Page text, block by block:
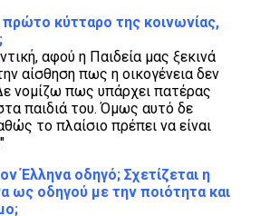
κύτταρο της κοινωνίας,
αφού η Παιδεία μας ξεκινά
αίσθηση πως η οικογένεια δεν
νομίζω πως υπάρχει πατέρας
παιδιά του. Όμως αυτό δε
το πλαίσιο πρέπει να είναι
Έλληνα οδηγό; Σχετίζεται η
ως οδηγού με την ποιότητα και